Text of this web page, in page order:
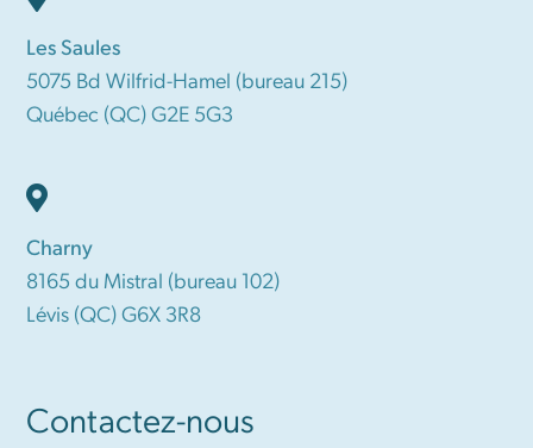
Les Saules
5075 Bd Wilfrid-Hamel (bureau 215)
Québec (QC) G2E 5G3
Charny
8165 du Mistral (bureau 102)
Lévis (QC) G6X 3R8
Contactez-nous